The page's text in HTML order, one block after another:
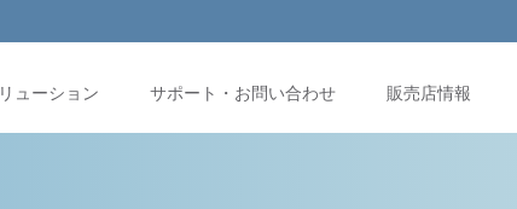
ューション サポート・お問い合わせ 販売店情報